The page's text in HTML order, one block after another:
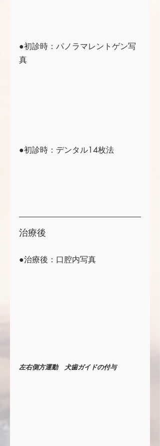
●初診時：パノラマレントゲン写
真
●初診時：デンタル14枚法
治療後
●治療後：口腔内写真
左右側方運動　犬歯ガイドの付与